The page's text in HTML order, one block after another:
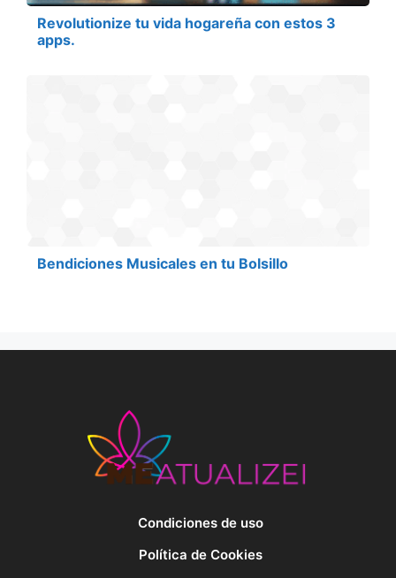
Revolutionize tu vida hogareña con estos 3
apps.
Bendiciones Musicales en tu Bolsillo
Condiciones de uso
Política de Cookies